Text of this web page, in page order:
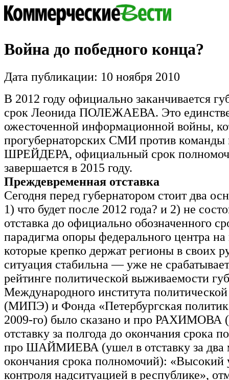
Война до победного конца?
Дата публикации: 10 ноября 2010
В 2012 году официально заканчивается
срок Леонида ПОЛЕЖАЕВА. Это
ожесточенной информационной войны,
прогубернаторских СМИ против команды
ШРЕЙДЕРА, официальный срок
завершается в 2015 году.
Преждевременная отставка
Сегодня перед губернатором стоит два
1) что будет после 2012 года? и 2) не
отставка до официально обозначенного
парадигма опоры федерального центра на
которые крепко держат регионы в своих
ситуация стабильна — уже не
рейтинге политической выживаемости
Международного института
(МИПЭ) и Фонда «Петербургская
2009-го) было сказано и про РАХИМОВА
отставку за полгода до окончания срока
про ШАЙМИЕВА (ушел в отставку за два
окончания срока полномочий): «Высокий
контроля надситуацией в республике»,